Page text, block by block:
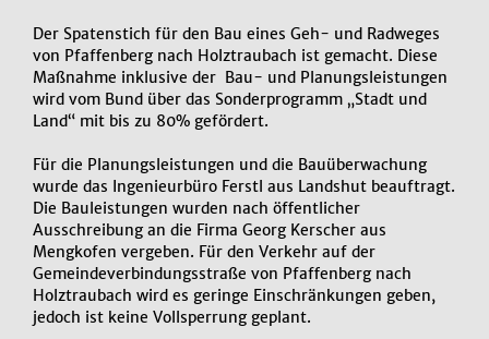
Der Spatenstich für den Bau eines Geh- und Radweges
von Pfaffenberg nach Holztraubach ist gemacht. Diese
Maßnahme inklusive der Bau- und Planungsleistungen
wird vom Bund über das Sonderprogramm „Stadt und
Land“ mit bis zu 80% gefördert.
Für die Planungsleistungen und die Bauüberwachung
wurde das Ingenieurbüro Ferstl aus Landshut beauftragt.
Die Bauleistungen wurden nach öffentlicher
Ausschreibung an die Firma Georg Kerscher aus
Mengkofen vergeben. Für den Verkehr auf der
Gemeindeverbindungsstraße von Pfaffenberg nach
Holztraubach wird es geringe Einschränkungen geben,
jedoch ist keine Vollsperrung geplant.